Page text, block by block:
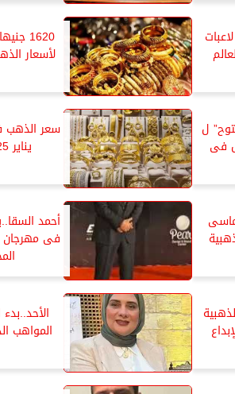
1620
ل
5 أعمال فى
يناير 2025 بأسواق الصاغة
أحمد
فى مهرجان
المواهب